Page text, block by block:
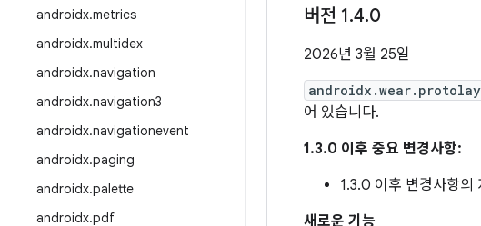
androidx.metrics
androidx.multidex
androidx.navigation
androidx.navigation3
androidx.navigationevent
androidx.paging
androidx.palette
androidx.pdf
버전 1.4.0
2026년 3월 25일
어 있습니다.
1.3.0 이후 중요 변경사항:
1.3.0 이후 변경사항의
새로운 기능